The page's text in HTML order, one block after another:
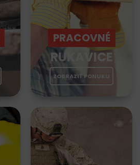
PRACOVNÉ
RUKAVICE
ZOBRAZIŤ PONUKU